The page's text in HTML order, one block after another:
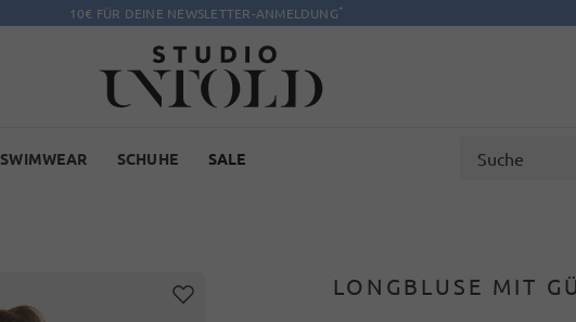
10€ FÜR DEINE NEWSLETTER-ANMELDUNG*
SWIMWEAR SCHUHE SALE
LONGBLUSE MIT